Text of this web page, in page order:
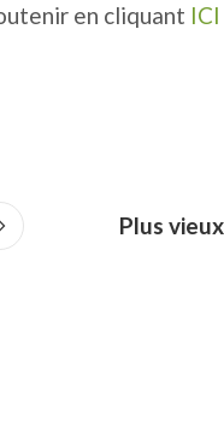
en cliquant ICI
Plus vieux